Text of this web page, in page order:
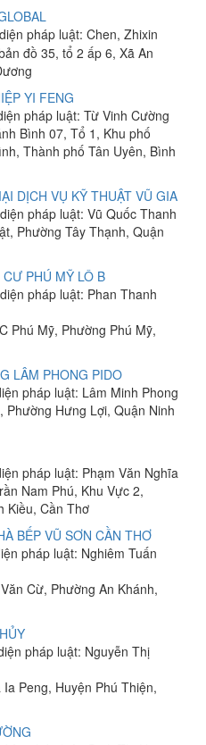
pháp luật: Chen, Zhixin
đồ 35, tổ 2 ấp 6, Xã An
YI FENG
pháp luật: Từ Vinh Cường
Bình 07, Tổ 1, Khu phố
Thành phố Tân Uyên, Bình
DỊCH VỤ KỸ THUẬT VŨ GIA
pháp luật: Vũ Quốc Thanh
Phường Tây Thạnh, Quận
PHÚ MỸ LÔ B
pháp luật: Phan Thanh
Phú Mỹ, Phường Phú Mỹ,
LÂM PHONG PIDO
pháp luật: Lâm Minh Phong
Hưng Lợi, Quận Ninh
pháp luật: Phạm Văn Nghĩa
Nam Phú, Khu Vực 2,
Kiều, Cần Thơ
BẾP VŨ SƠN CẦN THƠ
pháp luật: Nghiêm Tuấn
Cừ, Phường An Khánh,
pháp luật: Nguyễn Thị
Peng, Huyện Phú Thiện,